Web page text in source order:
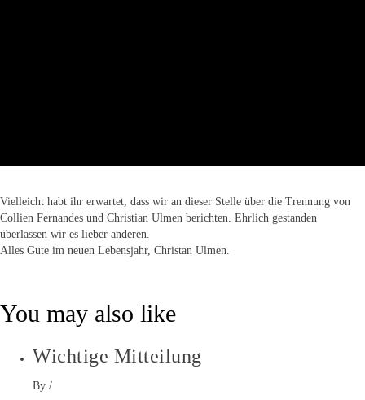
Vielleicht habt ihr erwartet, dass wir an dieser Stelle über die Trennung von
Collien Fernandes und Christian Ulmen berichten. Ehrlich gestanden
überlassen wir es lieber anderen.
Alles Gute im neuen Lebensjahr, Christan Ulmen.
You may also like
Wichtige Mitteilung
By /